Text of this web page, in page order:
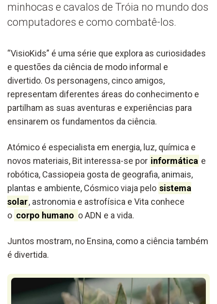
minhocas e cavalos de Tróia no mundo dos
computadores e como combatê-los.
“VisioKids” é uma série que explora as curiosidades
e questões da ciência de modo informal e
divertido. Os personagens, cinco amigos,
representam diferentes áreas do conhecimento e
partilham as suas aventuras e experiências para
ensinarem os fundamentos da ciência.
Atómico é especialista em energia, luz, química e
novos materiais, Bit interessa-se por informática e
robótica, Cassiopeia gosta de geografia, animais,
plantas e ambiente, Cósmico viaja pelo sistema
solar, astronomia e astrofísica e Vita conhece
o corpo humano o ADN e a vida.
Juntos mostram, no Ensina, como a ciência também
é divertida.